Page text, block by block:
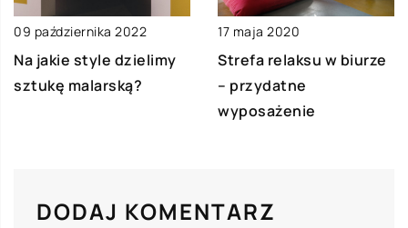
09 października 2022
Na jakie style dzielimy
sztukę malarską?
17 maja 2020
Strefa relaksu w biurze
– przydatne
wyposażenie
DODAJ KOMENTARZ